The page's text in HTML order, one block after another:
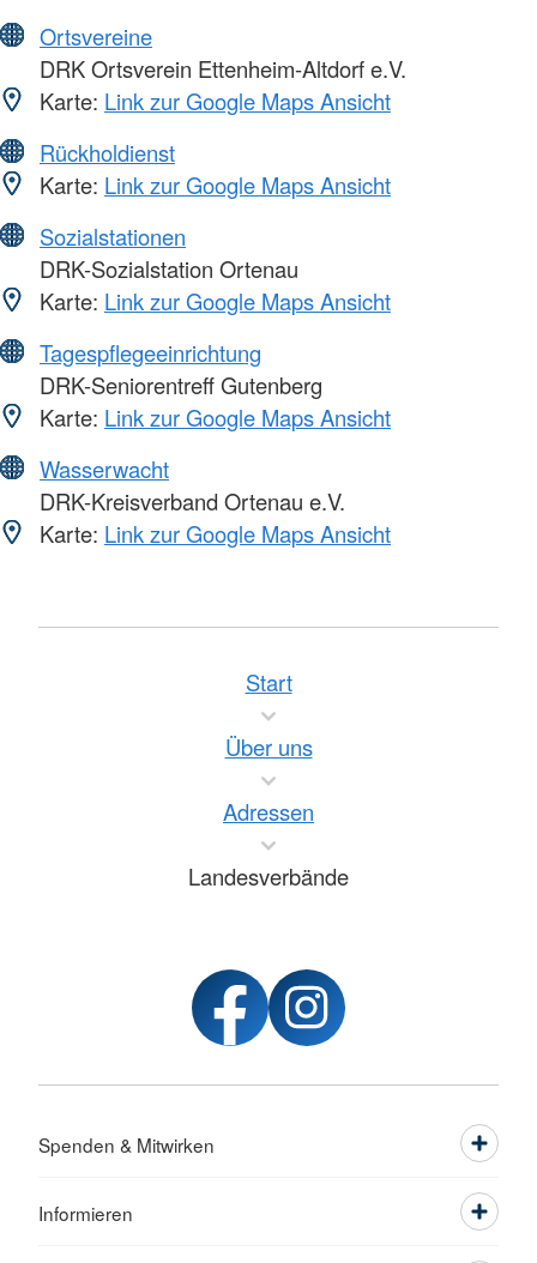
Ortsvereine
DRK Ortsverein Ettenheim-Altdorf e.V.
Karte: Link zur Google Maps Ansicht
Rückholdienst
Karte: Link zur Google Maps Ansicht
Sozialstationen
DRK-Sozialstation Ortenau
Karte: Link zur Google Maps Ansicht
Tagespflegeeinrichtung
DRK-Seniorentreff Gutenberg
Karte: Link zur Google Maps Ansicht
Wasserwacht
DRK-Kreisverband Ortenau e.V.
Karte: Link zur Google Maps Ansicht
Start
Über uns
Adressen
Landesverbände
Spenden & Mitwirken
Informieren